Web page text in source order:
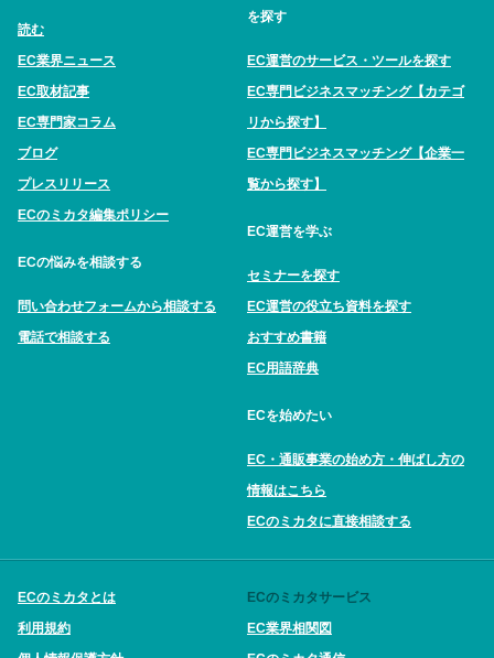
読む
EC業界ニュース
EC取材記事
EC専門家コラム
ブログ
プレスリリース
ECのミカタ編集ポリシー
ECの悩みを相談する
問い合わせフォームから相談する
電話で相談する
を探す
EC運営のサービス・ツールを探す
EC専門ビジネスマッチング【カテゴ
リから探す】
EC専門ビジネスマッチング【企業一
覧から探す】
EC運営を学ぶ
セミナーを探す
EC運営の役立ち資料を探す
おすすめ書籍
EC用語辞典
ECを始めたい
EC・通販事業の始め方・伸ばし方の
情報はこちら
ECのミカタに直接相談する
ECのミカタとは
利用規約
ECのミカタサービス
EC業界相関図